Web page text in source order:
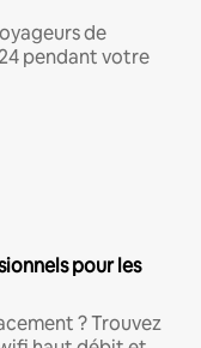
de
pendant votre
pour les
? Trouvez